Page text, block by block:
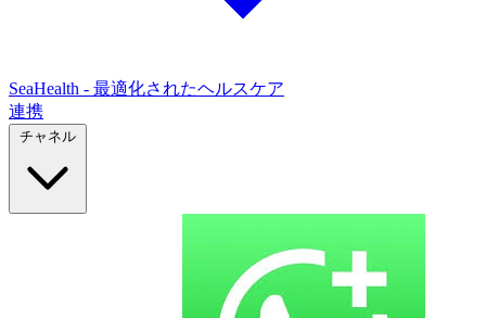
SeaHealth - 最適化されたヘルスケア
連携
チャネル